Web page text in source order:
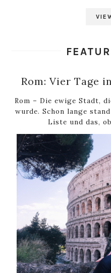
Rom: Vier Tage
Rom – Die ewige Stadt,
wurde. Schon lange
Liste und das,